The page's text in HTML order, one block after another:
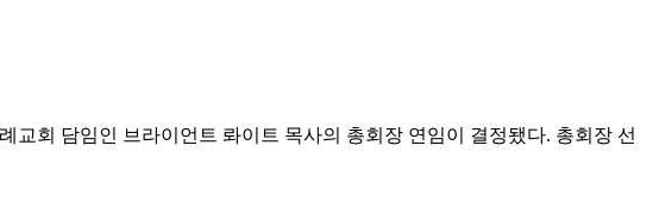
회 담임인 브라이언트 롸이트 목사의 총회장 연임이 결정됐다. 총회장 선